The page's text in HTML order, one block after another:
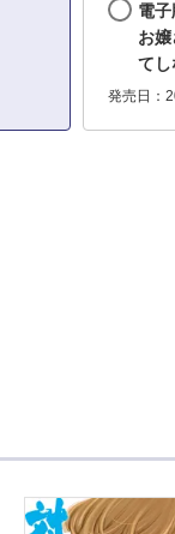
電
お
て
発売日：